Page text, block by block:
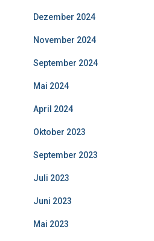
Dezember 2024
November 2024
September 2024
Mai 2024
April 2024
Oktober 2023
September 2023
Juli 2023
Juni 2023
Mai 2023